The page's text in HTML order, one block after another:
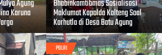
Agung
Karuna
Bhabinkamtibmas Sosialisasi
Maklumat Kapolda Kalteng Soal
Karhutla di Desa Batu Agung
POLRI